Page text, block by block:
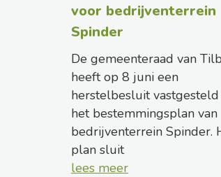
voor bedrijventerrein
Spinder
De gemeenteraad van
heeft op 8 juni een
herstelbesluit
het bestemmingsplan van
bedrijventerrein Spinder.
plan sluit
lees meer